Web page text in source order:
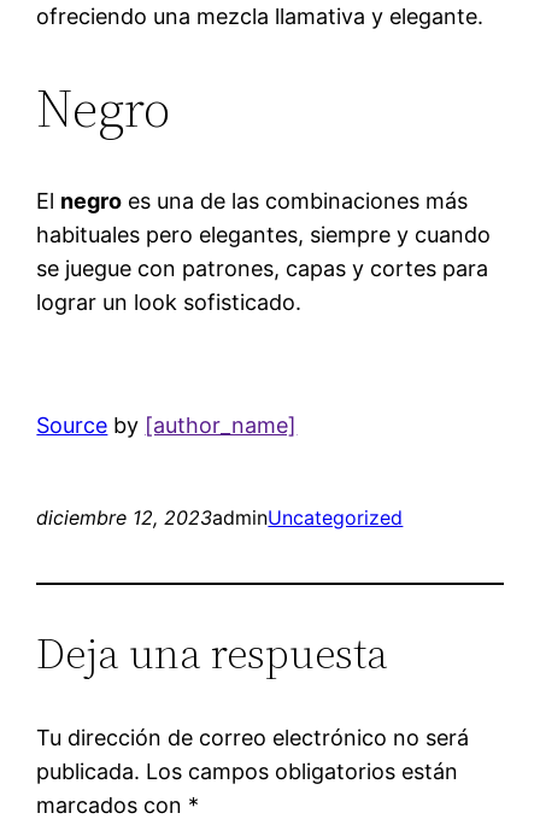
ofreciendo una mezcla llamativa y elegante.
Negro
El negro es una de las combinaciones más
habituales pero elegantes, siempre y cuando
se juegue con patrones, capas y cortes para
lograr un look sofisticado.
Source by [author_name]
diciembre 12, 2023adminUncategorized
Deja una respuesta
Tu dirección de correo electrónico no será
publicada. Los campos obligatorios están
marcados con *